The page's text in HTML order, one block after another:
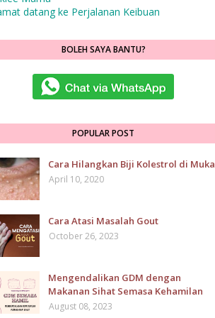
datang ke Perjalanan Keibuan
BOLEH SAYA BANTU?
POPULAR POST
Cara Hilangkan Biji Kolestrol di Muka
April 10, 2020
Cara Atasi Masalah Gout
October 26, 2023
Mengendalikan GDM dengan
Makanan Sihat Semasa Kehamilan
August 08, 2023